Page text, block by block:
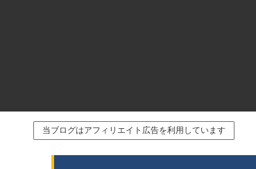
当ブログはアフィリエイト広告を利用しています